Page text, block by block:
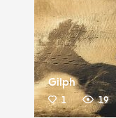
Gilph
1 19